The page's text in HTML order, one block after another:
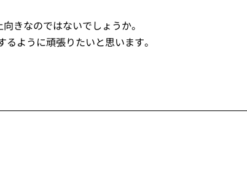
きなのではないでしょうか。
ように頑張りたいと思います。